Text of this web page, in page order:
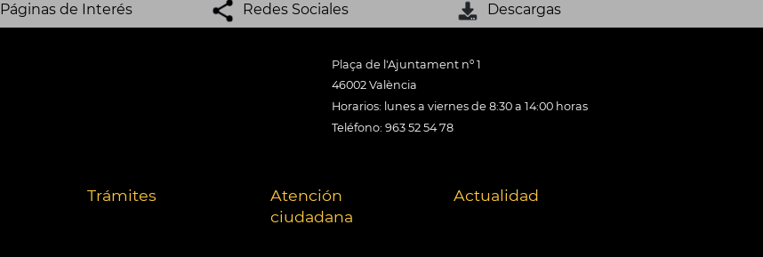
Páginas de Interés Redes Sociales Descargas
Plaça de l'Ajuntament nº 1
46002 València
Horarios: lunes a viernes de 8:30 a 14:00 horas
Teléfono: 963 52 54 78
Trámites
Atención
ciudadana
Actualidad